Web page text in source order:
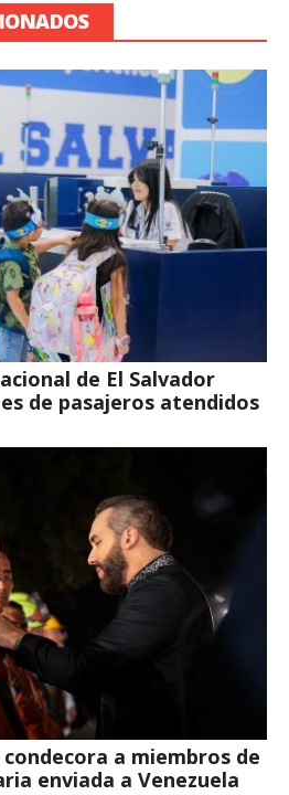
de El Salvador
de pasajeros atendidos
a miembros de
enviada a Venezuela